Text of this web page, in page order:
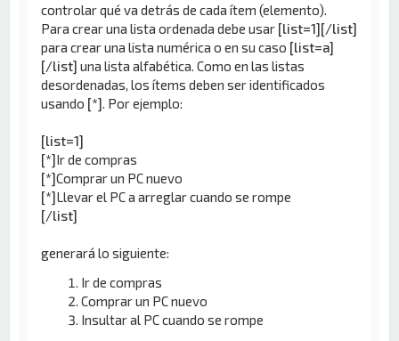
controlar qué va detrás de cada ítem (elemento).
Para crear una lista ordenada debe usar [list=1][/list]
para crear una lista numérica o en su caso [list=a]
[/list] una lista alfabética. Como en las listas
desordenadas, los ítems deben ser identificados
usando [*] . Por ejemplo:
[list=1]
[*]Ir de compras
[*]Comprar un PC nuevo
[*]Llevar el PC a arreglar cuando se rompe
[/list]
generará lo siguiente:
Ir de compras
Comprar un PC nuevo
Insultar al PC cuando se rompe